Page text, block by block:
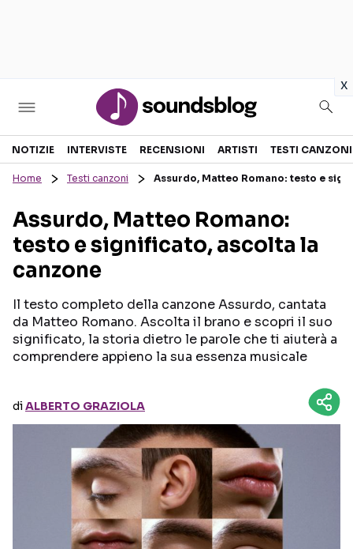
x
Sezioni
RECENSIONI MUSICALI
INTERVISTE
GOSSIP E CURIOSITÀ
TESTI CANZONI
TOUR ED EVENTI
NOTIZIE INTERVISTE RECENSIONI ARTISTI TESTI CANZONI
Home Testi canzoni Assurdo, Matteo Romano: testo e
Assurdo, Matteo Romano:
testo e significato, ascolta la
canzone
Il testo completo della canzone Assurdo, cantata
da Matteo Romano. Ascolta il brano e scopri il suo
significato, la storia dietro le parole che ti aiuterà a
comprendere appieno la sua essenza musicale
diALBERTO GRAZIOLA